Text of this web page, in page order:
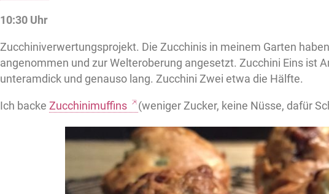
10:30 Uhr
Zucchiniverwertungsprojekt. Die Zucchinis in meinem Garten
angenommen und zur Welteroberung angesetzt. Zucchini Eins ist
unteramdick und genauso lang. Zucchini Zwei etwa die Hälfte.
Ich backe Zucchinimuffins (weniger Zucker, keine Nüsse, dafür